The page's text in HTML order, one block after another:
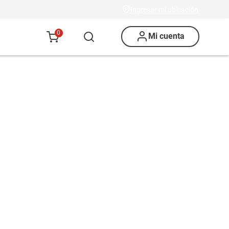
0 Mi cuenta